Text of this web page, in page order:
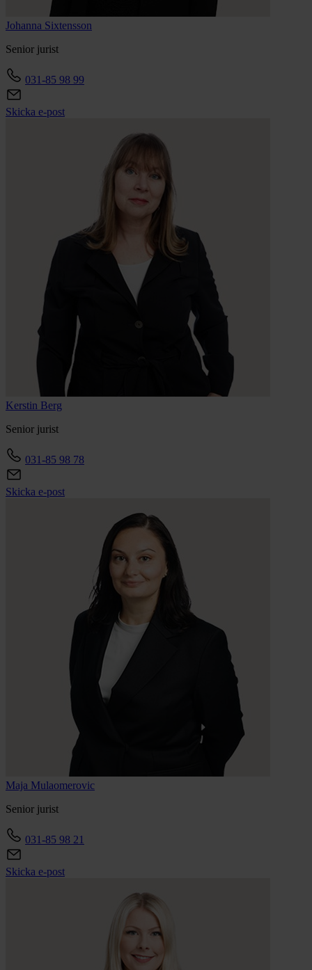
Johanna Sixtensson
Senior jurist
031-85 98 99
Skicka e-post
Kerstin Berg
Senior jurist
031-85 98 78
Skicka e-post
Maja Mulaomerovic
Senior jurist
031-85 98 21
Skicka e-post